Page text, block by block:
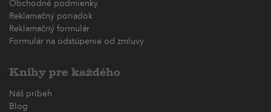
Obchodné podmienky
Reklamačný poriadok
Reklamačný formulár
Formulár na odstúpenie od zmluvy
Knihy pre každého
Náš príbeh
Blog